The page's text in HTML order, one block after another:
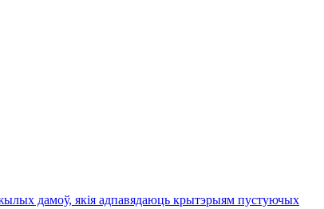
дамоў, якія адпавядаюць крытэрыям пустуючых